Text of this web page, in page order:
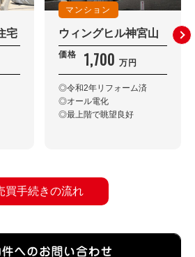
宅
マンション
ウィングヒル神宮山
価格 1,700 万円
◎令和2年リフォーム済
◎オール電化
◎最上階で眺望良好
買手続きの流れ